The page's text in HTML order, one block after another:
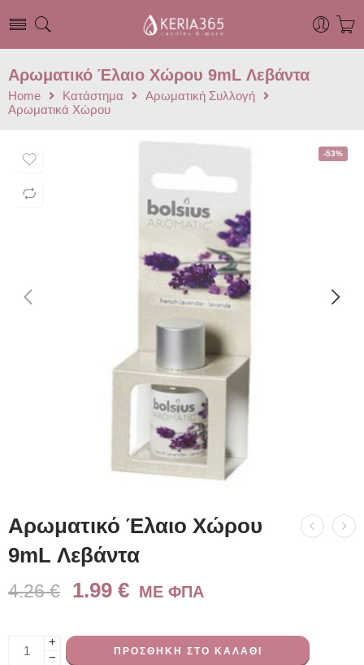
Αρωματικό Έλαιο Χώρου 9mL Λεβάντα
Home Κατάστημα
Αρωματική Συλλογή
Αρωματικά Χώρου
-53%
Αρωματικό Έλαιο Χώρου
9mL Λεβάντα
4.26€ 1.99 € ME ΦΠΑ
+
−
ΠΡΟΣΘΉΚΗ ΣΤΟ ΚΑΛΆΘΙ